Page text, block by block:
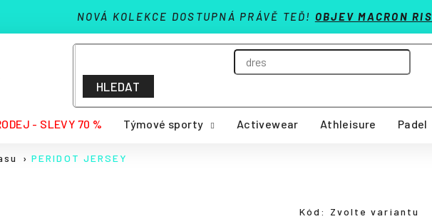
NOVÁ KOLEKCE DOSTUPNÁ PRÁVĚ TEĎ! OBJEV MACRON
HLEDAT
- SLEVY 70 % Týmové sporty Activewear Athleisure Padel
PERIDOT JERSEY
Kód: Zvolte variantu